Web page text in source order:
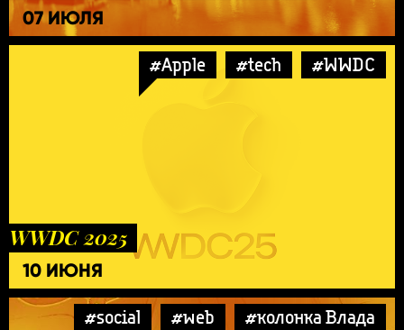
07 ИЮЛЯ
#Apple #tech #WWDC
WWDC 2025
10 ИЮНЯ
#social #web
#колонка Влада